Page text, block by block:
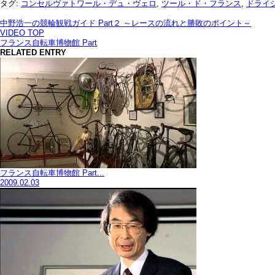
タグ: コンセルヴァトワール・デュ・ヴェロ , ツール・ド・フランス, ドライ
中野浩一の競輪観戦ガイド Part２ ～レースの流れと勝敗のポイント～
VIDEO TOP
フランス自転車博物館 Part
RELATED ENTRY
フランス自転車博物館 Part...
2009.02.03